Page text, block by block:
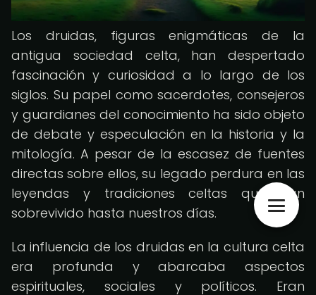
Los druidas, figuras enigmáticas de la
antigua sociedad celta, han despertado
fascinación y curiosidad a lo largo de los
siglos. Su papel como sacerdotes, consejeros
y guardianes del conocimiento ha sido objeto
de debate y especulación en la historia y la
mitología. A pesar de la escasez de fuentes
directas sobre ellos, su legado perdura en las
leyendas y tradiciones celtas que han
sobrevivido hasta nuestros días.
La influencia de los druidas en la cultura celta
era profunda y abarcaba aspectos
espirituales, sociales y políticos. Eran